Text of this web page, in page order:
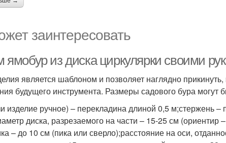
заинтересовать
ямобур из диска циркулярки своими
является шаблоном и позволяет наглядно
будущего инструмента. Размеры садового бура
изделие ручное) – перекладина длиной 0,5 м;стержень
диска, разрезаемого на части – 15-25 см
– до 10 см (пика или сверло);расстояние на оси,